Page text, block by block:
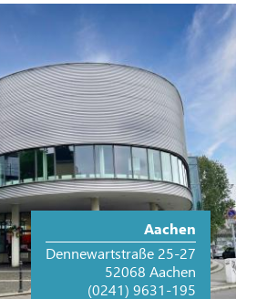
Aachen
Dennewartstraße 25-27
52068 Aachen
(0241) 9631-195